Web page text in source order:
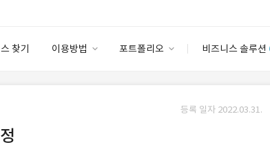
찾기 이용방법 포트폴리오 비즈니스 솔루션
안심 코드 케어
등록 일자 2022.03.31.